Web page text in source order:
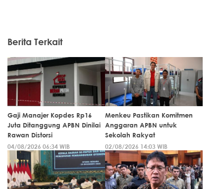
Berita Terkait
Gaji Manajer Kopdes Rp16
Juta Ditanggung APBN Dinilai
Rawan Distorsi
04/08/2026 06:34 WIB
Menkeu Pastikan Komitmen
Anggaran APBN untuk
Sekolah Rakyat
02/08/2026 14:03 WIB